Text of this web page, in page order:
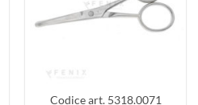
Codice art. 5318.0071